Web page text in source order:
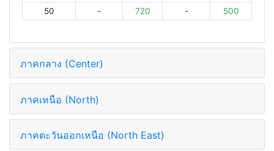
50
- 720 - 500
ภาคกลาง (Center)
ภาคเหนือ (North)
ภาคตะวันออกเหนือ (North East)